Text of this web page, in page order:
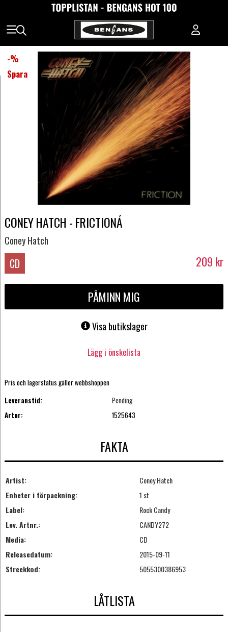
-%
Spara
CONEY HATCH - FRICTIONÁ
Coney Hatch
CD 209 kr
PÅMINN MIG
Visa butikslager
Lägg i önskelista
Pris och lagerstatus gäller webbshoppen
Leveranstid:
Pending
Artnr:
1525643
FAKTA
Artist:
Coney Hatch
Enheter i förpackning:
1 st
Label:
Rock Candy
Lev. Artnr.:
CANDY272
Media:
CD
Releasedatum:
2015-09-11
Streckkod:
5055300386953
LÅTLISTA